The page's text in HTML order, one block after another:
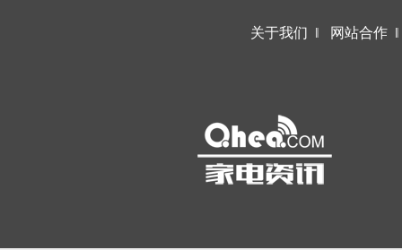
关于我们 ‖ 网站合作 ‖